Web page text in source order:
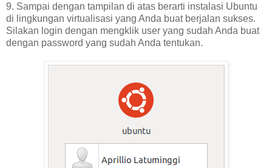
9. Sampai dengan tampilan di atas berarti instalasi Ubuntu
di lingkungan virtualisasi yang Anda buat berjalan sukses.
Silakan login dengan mengklik user yang sudah Anda buat
dengan password yang sudah Anda tentukan.